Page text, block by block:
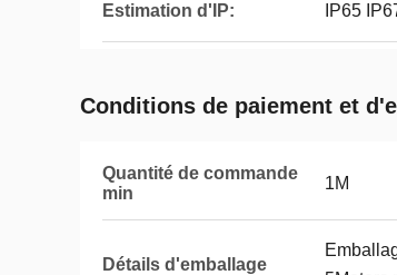
Estimation d'IP: IP65
Conditions de paiement et
Quantité de commande
min
1M
Détails d'emballage